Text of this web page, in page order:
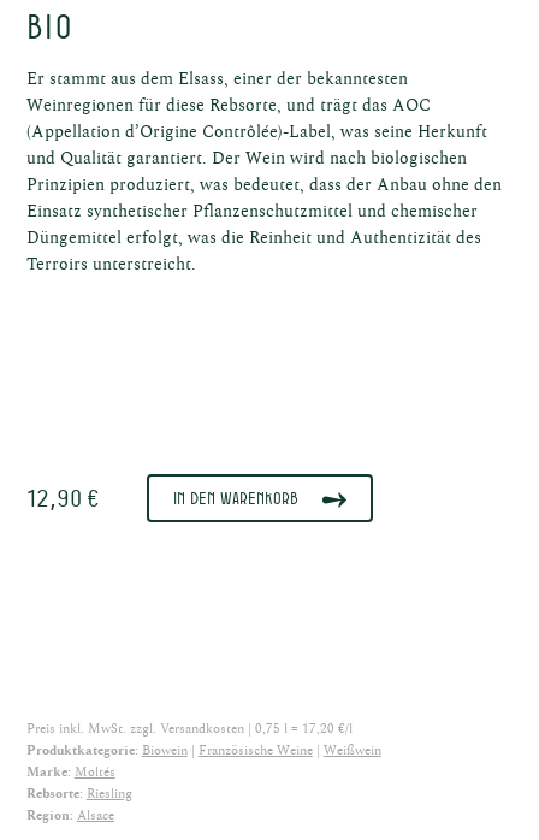
BIO
Er stammt aus dem Elsass, einer der bekanntesten
Weinregionen für diese Rebsorte, und trägt das AOC
(Appellation d’Origine Contrôlée)-Label, was seine Herkunft
und Qualität garantiert. Der Wein wird nach biologischen
Prinzipien produziert, was bedeutet, dass der Anbau ohne den
Einsatz synthetischer Pflanzenschutzmittel und chemischer
Düngemittel erfolgt, was die Reinheit und Authentizität des
Terroirs unterstreicht.
12,90 € In den Warenkorb
Preis inkl. MwSt. zzgl. Versandkosten| 0,75 l = 17,20 €/l
Produktkategorie: Biowein Französische Weine
Weißwein
Marke: Moltés
Rebsorte: Riesling
Region: Alsace